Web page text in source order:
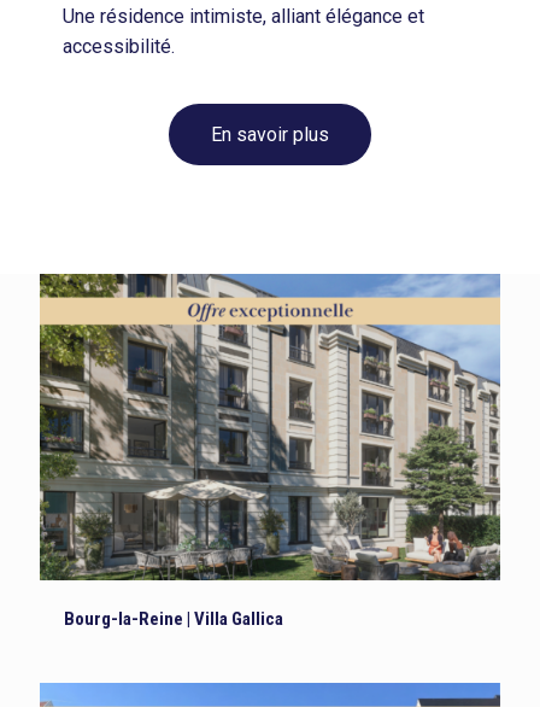
Une résidence intimiste, alliant élégance et
accessibilité.
En savoir plus
Bourg-la-Reine | Villa Gallica